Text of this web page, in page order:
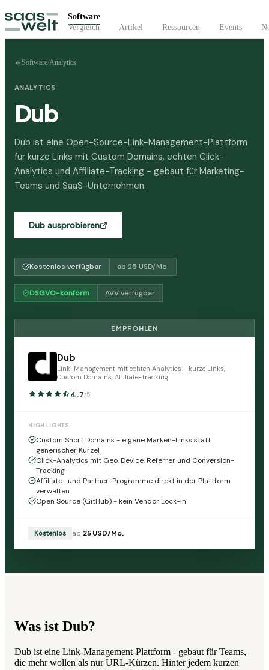
Software
Vergleich
Artikel Ressourcen Events
Software/Analytics
ANALYTICS
Dub
Dub ist eine Open-Source-Link-Management-Plattform
für kurze Links mit Custom Domains, echten Click-
Analytics und Affiliate-Tracking - gebaut für Marketing-
Teams und SaaS-Unternehmen.
Dub ausprobieren
Kostenlos verfügbar ab 25 USD/Mo.
DSGVO-konform AVV verfügbar
EMPFOHLEN
Dub
Link-Management mit echten Analytics - kurze Links,
Custom Domains, Affiliate-Tracking
4.7/5
HIGHLIGHTS
Custom Short Domains - eigene Marken-Links statt
generischer Kürzel
Click-Analytics mit Geo, Device, Referrer und Conversion-
Tracking
Affiliate- und Partner-Programme direkt in der Plattform
verwalten
Open Source (GitHub) - kein Vendor Lock-in
Kostenlos ab 25 USD/Mo.
Was ist Dub?
Dub ist eine Link-Management-Plattform - gebaut für Teams,
die mehr wollen als nur URL-Kürzen. Hinter jedem kurzen